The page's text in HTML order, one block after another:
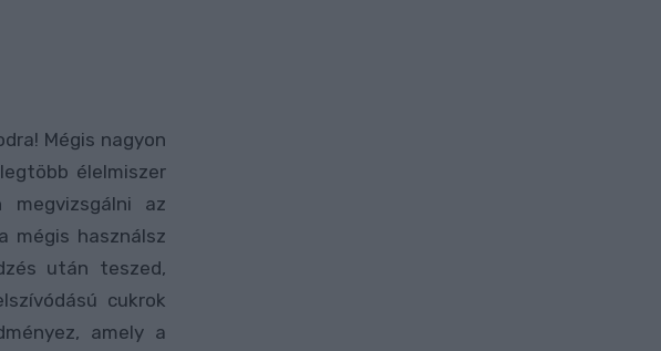
Mégis nagyon
élelmiszer
az
mégis használsz
után teszed,
cukrok
amely a